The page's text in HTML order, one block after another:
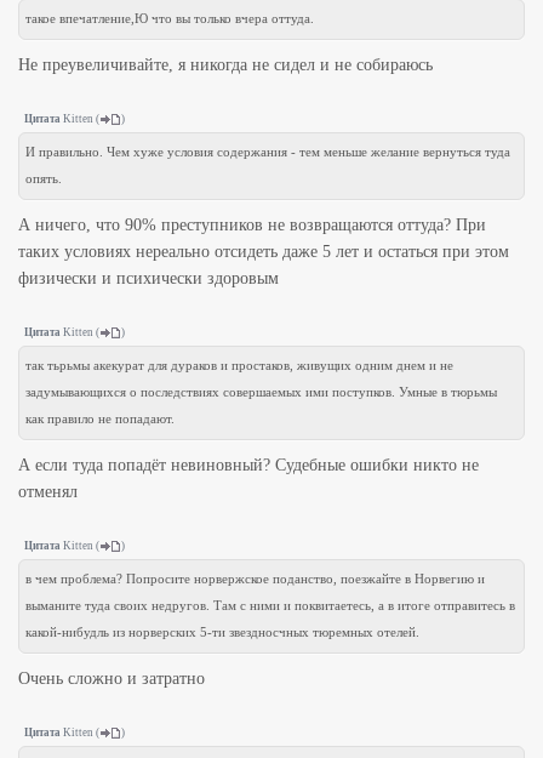
такое впечатление,Ю что вы только вчера оттуда.
Не преувеличивайте, я никогда не сидел и не собираюсь
Цитата Kitten ( )
И правильно. Чем хуже условия содержания - тем меньше желание вернуться туда
опять.
А ничего, что 90% преступников не возвращаются оттуда? При
таких условиях нереально отсидеть даже 5 лет и остаться при этом
физически и психически здоровым
Цитата Kitten ( )
так тьрьмы акекурат для дураков и простаков, живущих одним днем и не
задумывающихся о последствиях совершаемых ими поступков. Умные в тюрьмы
как правило не попадают.
А если туда попадёт невиновный? Судебные ошибки никто не
отменял
Цитата Kitten ( )
в чем проблема? Попросите норвержское поданство, поезжайте в Норвегию и
выманите туда своих недругов. Там с ними и поквитаетесь, а в итоге отправитесь в
какой-нибудль из норверских 5-ти звездносчных тюремных отелей.
Очень сложно и затратно
Цитата Kitten ( )